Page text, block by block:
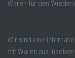
Waren für den
Wir sind eine
mit Waren aus